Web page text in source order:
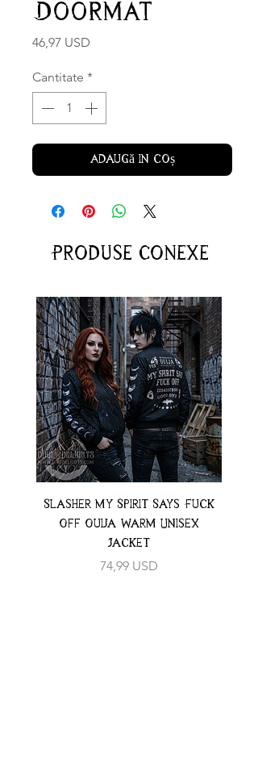
Doormat
46,97 USD
Cantitate *
Adaugă în coș
Produse conexe
Slasher My Spirit Says Fuck
Off Ouija Warm Unisex
Jacket
Preț
74,99 USD